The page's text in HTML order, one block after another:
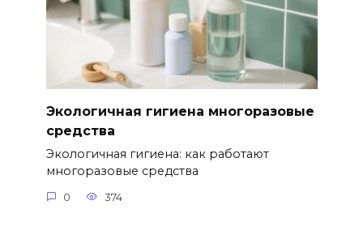
Экологичная гигиена многоразовые
средства
Экологичная гигиена: как работают
многоразовые средства
0 374